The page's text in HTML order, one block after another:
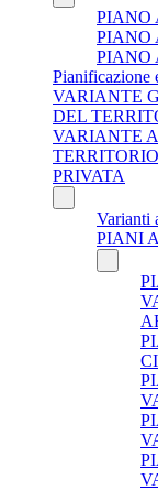
PIANO
PIANO
PIANO
Pianificazione
VARIANTE
DEL
VARIANTE
PRIVATA
Varianti
PIANI